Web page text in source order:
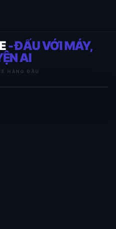
- ĐẤU VỚI MÁY,
AI
HÀNG ĐẦU